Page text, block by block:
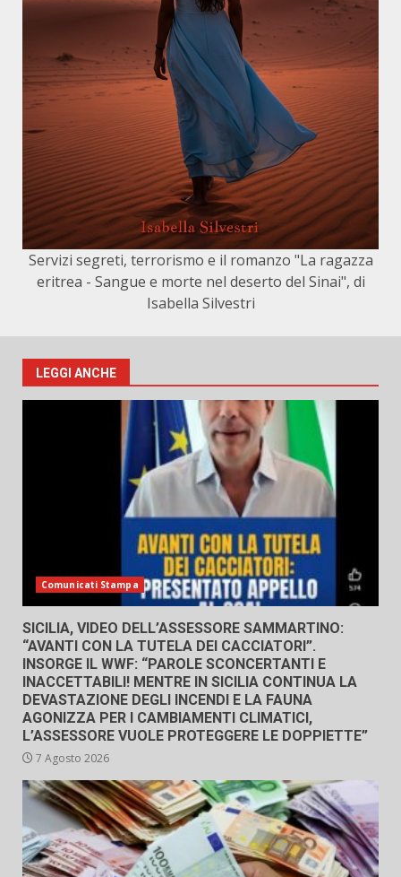
Servizi segreti, terrorismo e il romanzo "La ragazza
eritrea - Sangue e morte nel deserto del Sinai", di
Isabella Silvestri
LEGGI ANCHE
Comunicati Stampa
SICILIA, VIDEO DELL’ASSESSORE SAMMARTINO:
“AVANTI CON LA TUTELA DEI CACCIATORI”.
INSORGE IL WWF: “PAROLE SCONCERTANTI E
INACCETTABILI! MENTRE IN SICILIA CONTINUA LA
DEVASTAZIONE DEGLI INCENDI E LA FAUNA
AGONIZZA PER I CAMBIAMENTI CLIMATICI,
L’ASSESSORE VUOLE PROTEGGERE LE DOPPIETTE”
7 Agosto 2026